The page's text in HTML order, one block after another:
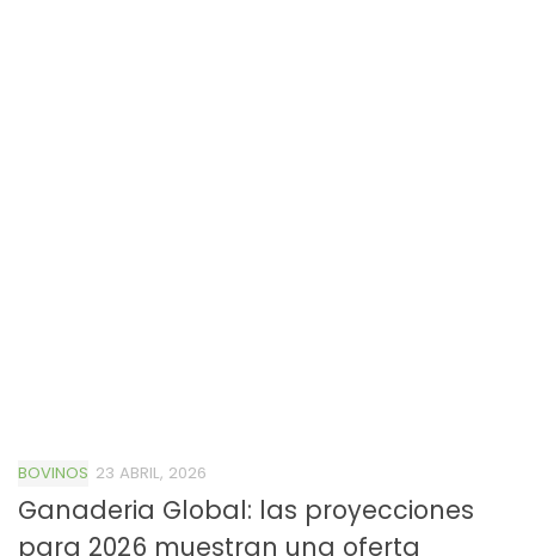
BOVINOS 23 ABRIL, 2026
Ganaderia Global: las proyecciones
para 2026 muestran una oferta